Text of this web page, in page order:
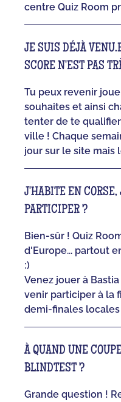
centre Quiz Room
JE SUIS DÉJÀ
SCORE N'EST PAS
Tu peux revenir
souhaites et ainsi
tenter de te
ville ! Chaque
jour sur le site mais
J'HABITE EN
PARTICIPER ?
Bien-sûr ! Quiz
d'Europe... partout
:)
Venez jouer à
venir participer à la
demi-finales locales
À QUAND UNE
BLINDTEST ?
Grande question !